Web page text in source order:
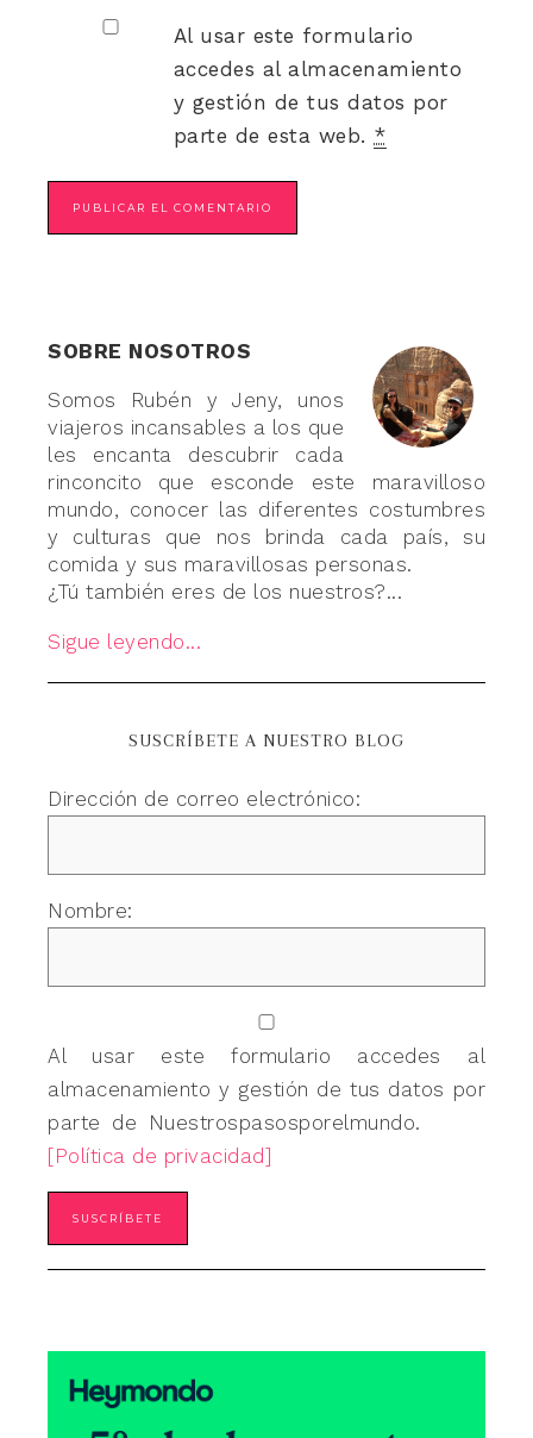
Al usar este formulario
accedes al almacenamiento
y gestión de tus datos por
parte de esta web. *
SOBRE NOSOTROS
Somos Rubén y Jeny, unos
viajeros incansables a los que
les encanta descubrir cada
rinconcito que esconde este maravilloso
mundo, conocer las diferentes costumbres
y culturas que nos brinda cada país, su
comida y sus maravillosas personas.
¿Tú también eres de los nuestros?...
Sigue leyendo...
SUSCRÍBETE A NUESTRO BLOG
Dirección de correo electrónico:
Nombre:
Al usar este formulario accedes al
almacenamiento y gestión de tus datos por
parte de Nuestrospasosporelmundo.
[Política de privacidad]